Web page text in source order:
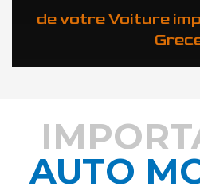
de votre Voiture
DÉCOUVREZ
AUTO